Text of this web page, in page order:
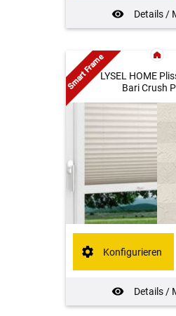
Details /
LYSEL HOME
Bari Crush
Details /
Konfigurieren
Smart Frame